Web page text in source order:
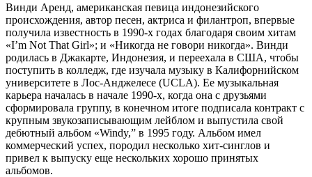
Винди Аренд, американская певица индонезийского
происхождения, автор песен, актриса и филантроп, впервые
получила известность в 1990-х годах благодаря своим хитам
«I’m Not That Girl»; и «Никогда не говори никогда». Винди
родилась в Джакарте, Индонезия, и переехала в США, чтобы
поступить в колледж, где изучала музыку в Калифорнийском
университете в Лос-Анджелесе (UCLA). Ее музыкальная
карьера началась в начале 1990-х, когда она с друзьями
сформировала группу, в конечном итоге подписала контракт с
крупным звукозаписывающим лейблом и выпустила свой
дебютный альбом «Windy,” в 1995 году. Альбом имел
коммерческий успех, породил несколько хит-синглов и
привел к выпуску еще нескольких хорошо принятых
альбомов.